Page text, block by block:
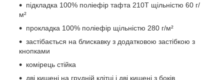
підкладка 100% поліефір тафта 210T щільністю 60 г/
м²
прокладка 100% поліефір щільністю 280 г/м²
застібається на блискавку з додатковою застібкою з
кнопками
комірець стійка
дві кишені на грудній клітці і дві кишені з боків